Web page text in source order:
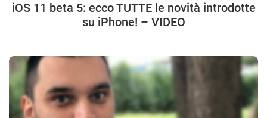
iOS 11 beta 5: ecco TUTTE le novità introdotte
su iPhone! – VIDEO